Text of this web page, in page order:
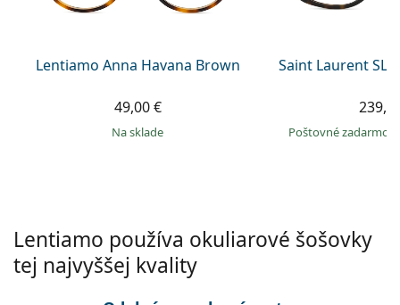
Persol
Lentiamo Anna Havana Brown
49,00 €
na sklade
Saint Laurent SL
Poštovné zadarmo
Lentiamo používa okuliarové šošovky
tej najvyššej kvality